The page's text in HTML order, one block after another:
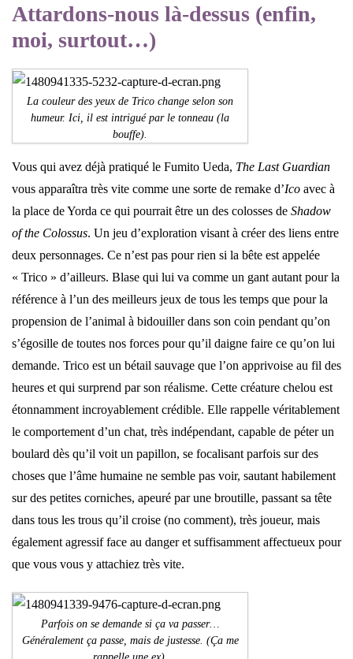
Attardons-nous là-dessus (enfin,
moi, surtout…)
La couleur des yeux de Trico change selon son
humeur. Ici, il est intrigué par le tonneau (la
bouffe).
Vous qui avez déjà pratiqué le Fumito Ueda, The Last Guardian
vous apparaîtra très vite comme une sorte de remake d’Ico avec à
la place de Yorda ce qui pourrait être un des colosses de Shadow
of the Colossus. Un jeu d’exploration visant à créer des liens entre
deux personnages. Ce n’est pas pour rien si la bête est appelée
« Trico » d’ailleurs. Blase qui lui va comme un gant autant pour la
référence à l’un des meilleurs jeux de tous les temps que pour la
propension de l’animal à bidouiller dans son coin pendant qu’on
s’égosille de toutes nos forces pour qu’il daigne faire ce qu’on lui
demande. Trico est un bétail sauvage que l’on apprivoise au fil des
heures et qui surprend par son réalisme. Cette créature chelou est
étonnamment incroyablement crédible. Elle rappelle véritablement
le comportement d’un chat, très indépendant, capable de péter un
boulard dès qu’il voit un papillon, se focalisant parfois sur des
choses que l’âme humaine ne semble pas voir, sautant habilement
sur des petites corniches, apeuré par une broutille, passant sa tête
dans tous les trous qu’il croise (no comment), très joueur, mais
également agressif face au danger et suffisamment affectueux pour
que vous vous y attachiez très vite.
Parfois on se demande si ça va passer…
Généralement ça passe, mais de justesse. (Ça me